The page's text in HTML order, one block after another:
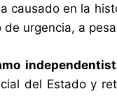
causado en la
urgencia, a
del Estado y